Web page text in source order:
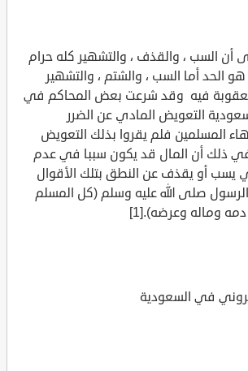
أن السب ، والقذف ، والتشهير كله حرام
الحد أما السب ، والشتم ، والتشهير
فيه وقد شرعت بعض المحاكم في
التعويض المادي عن الضرر
المسلمين فلم يقروا بذلك التعويض
ذلك أن المال قد يكون سببا في عدم
يسب أو يقذف عن النطق بتلك الأقوال
صلى الله عليه وسلم (كل المسلم
وماله وعرضه).[1]
في السعودية